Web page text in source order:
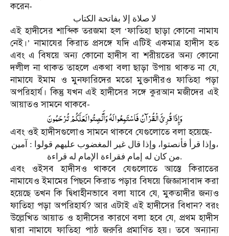
করেন-
لا صلاة إلا بفاتحة الكتاب
এই হাদীসের শাব্দিক তরজমা হল ‘ফাতিহা ছাড়া কোনো নামায
নেই।’ নামাযের কিরাত প্রসঙ্গে যদি এটিই একমাত্র হাদীস হত
এবং এ বিষয়ে অন্য কোনো হাদীস বা শরীয়তের অন্য কোনো
দলীল না থাকত তাহলে একথা বলা ছাড়া উপায় থাকত না যে,
নামাযে ইমাম ও মুনফারিদের মতো মুক্তাদীরও ফাতিহা পড়া
অপরিহার্য। কিন্তু যখন এই হাদীসের সঙ্গে কুরআন মজীদের এই
আয়াতও সামনে থাকবে-
وَإِذَا قُرِئَ الْقُرْآنُ فَاسْتَمِعُوا لَهُ وَأَنْصِتُوا لَعَلَّكُمْ تُرْحَمُونَ
এবং ওই হাদীসগুলোও সামনে থাকবে যেগুলোতে বলা হয়েছে-
وإذا قرأ فأنصتوا، وإذا قال غير المغضوب عليهم قولوا : آمين،
من كان له إمام فقراءة الإمام له قراءة.
এবং ওইসব হাদীসও থাকবে যেগুলোতে আস্তে কিরাতের
নামাযেও ইমামের পিছনে কিরাত পড়ার বিষয়ে জিজ্ঞাসাবাদ করা
হয়েছে তখন কি দ্বিধাহীনভাবে বলা যাবে যে, মুকতাদীর জন্যও
ফাতিহা পড়া অপরিহার্য? আর এটাই এই হাদীসের বিধান? বরং
উল্লেখিত আয়াত ও হাদীসের কারণে বলা হবে যে, প্রথম হাদীস
দ্বারা নামাযে ফাতিহা পাঠ জরুরি প্রমাণিত হয়। তবে অন্যান্য